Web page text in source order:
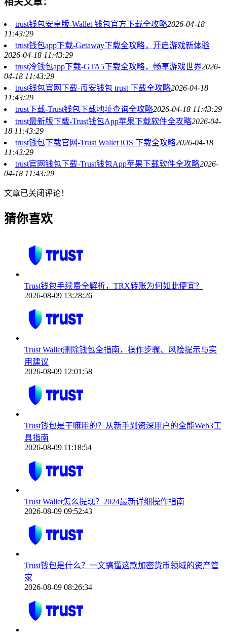
trust钱包安卓版-Wallet 钱包官方下载全攻略2026-04-18
11:43:29
trust钱包app下载-Getaway下载全攻略，开启游戏新体验
2026-04-18 11:43:29
trust冷钱包app下载-GTA5下载全攻略，畅享游戏世界2026-
04-18 11:43:29
trust钱包官网下载-币安钱包 trust 下载全攻略2026-04-18
11:43:29
trust下载-Trust钱包下载地址查询全攻略2026-04-18 11:43:29
trust最新版下载-Trust钱包App苹果下载软件全攻略2026-04-
18 11:43:29
trust钱包下载官网-Trust Wallet iOS 下载全攻略2026-04-18
11:43:29
trust官网钱包下载-Trust钱包App苹果下载软件全攻略2026-
04-18 11:43:29
文章已关闭评论！
猜你喜欢
Trust钱包手续费全解析，TRX转账为何如此便宜？
2026-08-09 13:28:26
Trust Wallet删除钱包全指南，操作步骤、风险提示与实
用建议
2026-08-09 12:01:58
Trust钱包是干嘛用的？从新手到资深用户的全能Web3工
具指南
2026-08-09 11:18:54
Trust Wallet怎么提现？2024最新详细操作指南
2026-08-09 09:52:43
Trust钱包是什么？一文搞懂这款加密货币领域的资产管
家
2026-08-09 08:26:34